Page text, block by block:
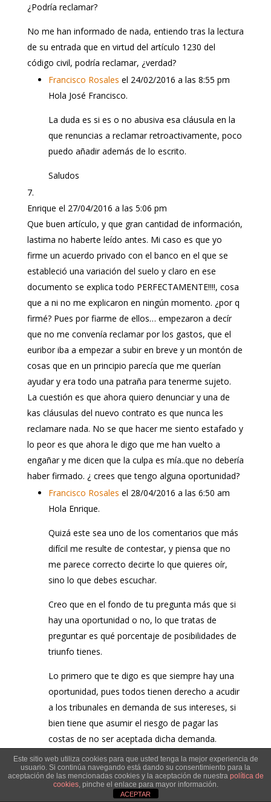
¿Podría reclamar?
No me han informado de nada, entiendo tras la lectura
de su entrada que en virtud del artículo 1230 del
código civil, podría reclamar, ¿verdad?
Francisco Rosales el 24/02/2016 a las 8:55 pm
Hola José Francisco.
La duda es si es o no abusiva esa cláusula en la
que renuncias a reclamar retroactivamente, poco
puedo añadir además de lo escrito.
Saludos
Enrique el 27/04/2016 a las 5:06 pm
Que buen artículo, y que gran cantidad de información,
lastima no haberte leído antes. Mi caso es que yo
firme un acuerdo privado con el banco en el que se
estableció una variación del suelo y claro en ese
documento se explica todo PERFECTAMENTE!!!!, cosa
que a ni no me explicaron en ningún momento. ¿por q
firmé? Pues por fiarme de ellos… empezaron a decír
que no me convenía reclamar por los gastos, que el
euribor iba a empezar a subir en breve y un montón de
cosas que en un principio parecía que me querían
ayudar y era todo una patraña para tenerme sujeto.
La cuestión es que ahora quiero denunciar y una de
kas cláusulas del nuevo contrato es que nunca les
reclamare nada. No se que hacer me siento estafado y
lo peor es que ahora le digo que me han vuelto a
engañar y me dicen que la culpa es mía..que no debería
haber firmado. ¿ crees que tengo alguna oportunidad?
Francisco Rosales el 28/04/2016 a las 6:50 am
Hola Enrique.
Quizá este sea uno de los comentarios que más
difícil me resulte de contestar, y piensa que no
me parece correcto decirte lo que quieres oír,
sino lo que debes escuchar.
Creo que en el fondo de tu pregunta más que si
hay una oportunidad o no, lo que tratas de
preguntar es qué porcentaje de posibilidades de
triunfo tienes.
Lo primero que te digo es que siempre hay una
oportunidad, pues todos tienen derecho a acudir
a los tribunales en demanda de sus intereses, si
bien tiene que asumir el riesgo de pagar las
costas de no ser aceptada dicha demanda.
Lo segundo es que en todo pleito sólo hay un
porcentaje de posibilidades, y es que si ganas
ganas, y si pierdes pierdes.
Este sitio web utiliza cookies para que usted tenga la mejor experiencia de
usuario. Si continúa navegando está dando su consentimiento para la
aceptación de las mencionadas cookies y la aceptación de nuestra política de
cookies, pinche el enlace para mayor información.
ACEPTAR